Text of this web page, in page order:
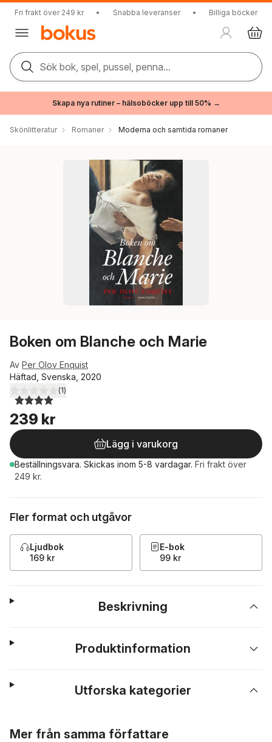
Fri frakt över 249 kr • Snabba leveranser • Billiga böcker
Sök bok, spel, pussel, penna...
Skapa nya rutiner – hälsoböcker upp till 50% →
Skönlitteratur Romaner Moderna och samtida romaner
Boken om Blanche och Marie
Av Per Olov Enquist
Häftad, Svenska, 2020
4,0utav 5 stjärnor. Totalt antal röster:
(1)
239 kr
Lägg i varukorg
Beställningsvara. Skickas inom 5-8 vardagar. Fri frakt över
249 kr.
Fler format och utgåvor
Ljudbok
169 kr
E-bok
99 kr
Beskrivning
Produktinformation
Utforska kategorier
Mer från samma författare